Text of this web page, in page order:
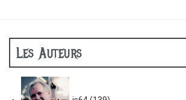
Les Auteurs